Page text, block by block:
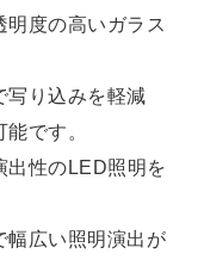
明度の高いガラス
写り込みを軽減
です。
出性のLED照明を
幅広い照明演出が